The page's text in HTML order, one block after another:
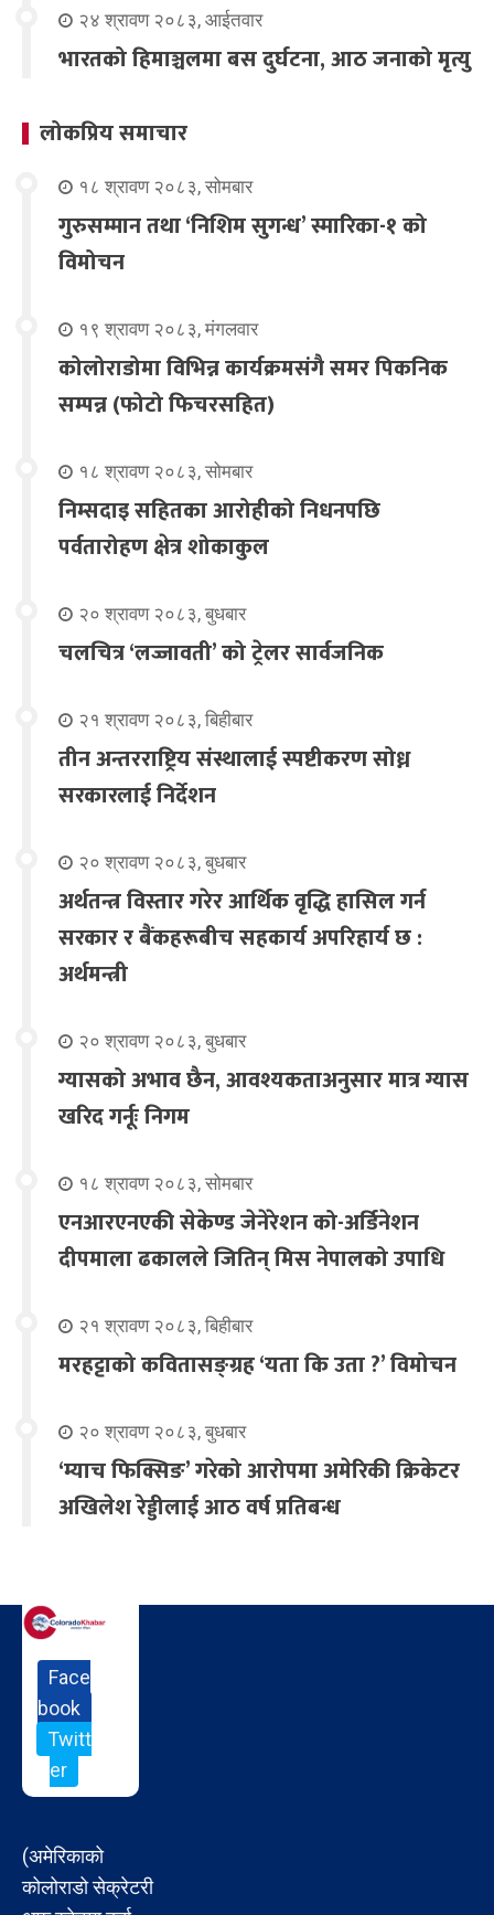
२४ श्रावण २०८३, आईतवार
भारतको हिमाञ्चलमा बस दुर्घटना, आठ जनाको मृत्यु
लोकप्रिय समाचार
१८ श्रावण २०८३, सोमबार
गुरुसम्मान तथा ‘निशिम सुगन्ध’ स्मारिका-१ को
विमोचन
१९ श्रावण २०८३, मंगलवार
कोलोराडोमा विभिन्न कार्यक्रमसंगै समर पिकनिक
सम्पन्न (फोटो फिचरसहित)
१८ श्रावण २०८३, सोमबार
निम्सदाइ सहितका आरोहीको निधनपछि
पर्वतारोहण क्षेत्र शोकाकुल
२० श्रावण २०८३, बुधबार
चलचित्र ‘लज्जावती’ को ट्रेलर सार्वजनिक
२१ श्रावण २०८३, बिहीबार
तीन अन्तरराष्ट्रिय संस्थालाई स्पष्टीकरण सोध्न
सरकारलाई निर्देशन
२० श्रावण २०८३, बुधबार
अर्थतन्त्र विस्तार गरेर आर्थिक वृद्धि हासिल गर्न
सरकार र बैंकहरूबीच सहकार्य अपरिहार्य छ :
अर्थमन्त्री
२० श्रावण २०८३, बुधबार
ग्यासको अभाव छैन, आवश्यकताअनुसार मात्र ग्यास
खरिद गर्नूः निगम
१८ श्रावण २०८३, सोमबार
एनआरएनएकी सेकेण्ड जेनेरेशन को-अर्डिनेशन
दीपमाला ढकालले जितिन् मिस नेपालको उपाधि
२१ श्रावण २०८३, बिहीबार
मरहट्टाको कवितासङ्ग्रह ‘यता कि उता ?’ विमोचन
२० श्रावण २०८३, बुधबार
‘म्याच फिक्सिङ’ गरेको आरोपमा अमेरिकी क्रिकेटर
अखिलेश रेड्डीलाई आठ वर्ष प्रतिबन्ध
Face
book
Twitt
er
(अमेरिकाको
कोलोराडो सेक्रेटरी